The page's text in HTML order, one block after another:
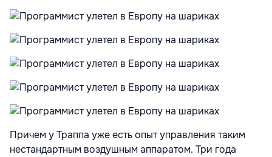
Причем у Траппа уже есть опыт управления таким
нестандартным воздушным аппаратом. Три года